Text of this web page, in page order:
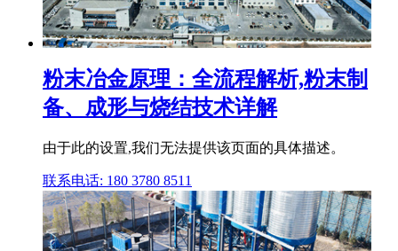
粉末冶金原理：全流程解析,粉末制
备、成形与烧结技术详解
由于此的设置,我们无法提供该页面的具体描述。
联系电话: 180 3780 8511